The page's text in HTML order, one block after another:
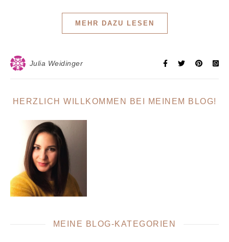
MEHR DAZU LESEN
Julia Weidinger
HERZLICH WILLKOMMEN BEI MEINEM BLOG!
MEINE BLOG-KATEGORIEN